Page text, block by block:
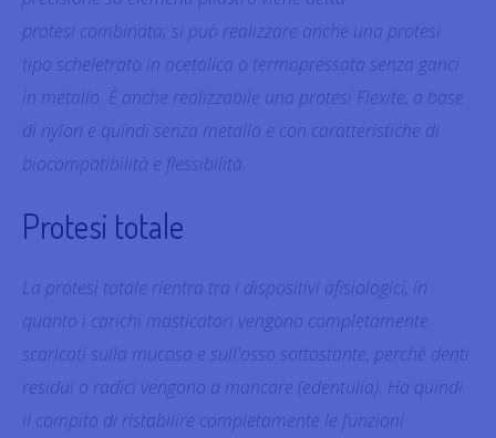
protesi combinata; si può realizzare anche una protesi
tipo scheletrato in acetalica o termopressata senza ganci
in metallo. È anche realizzabile una protesi Flexite, a base
di nylon e quindi senza metallo e con caratteristiche di
biocompatibilità e flessibilità.
Protesi totale
La protesi totale rientra tra i dispositivi afisiologici, in
quanto i carichi masticatori vengono completamente
scaricati sulla mucosa e sull'osso sottostante, perché denti
residui o radici vengono a mancare (edentulia). Ha quindi
il compito di ristabilire completamente le funzioni